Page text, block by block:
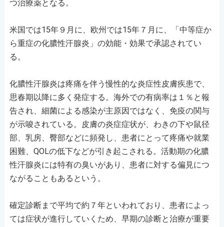
つ治療薬となる。
米国では15年９月に、欧州では15年７月に、「中等症か
ら重症の化膿性汗腺炎」の効能・効果で承認されてい
る。
化膿性汗腺炎は疼痛を伴う慢性的な炎症性皮膚疾患で、
思春期以降に多く発症する。海外での有病率は１％と報
告され、細菌による感染が主原因ではなく、免疫の関与
が示唆されている。皮膚の炎症症状が、わきの下や鼠径
部、乳房、臀部などに頻発し、患者にとって疼痛や就業
困難、QOLの低下などが引き起こされる。活動期の化膿
性汗腺炎には特有の臭いがあり、患者に対する偏見につ
ながることもあるという。
確定診断まで平均で約７年といわれており、患者によっ
ては症状が進行していくため、早期の診断と治療が重要